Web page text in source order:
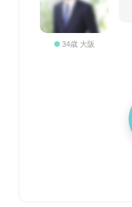
34歳 大阪